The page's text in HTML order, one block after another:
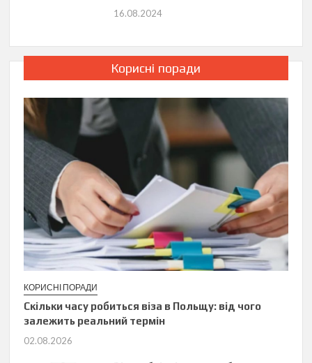
16.08.2024
Корисні поради
КОРИСНІ ПОРАДИ
Скільки часу робиться віза в Польщу: від чого
залежить реальний термін
02.08.2026